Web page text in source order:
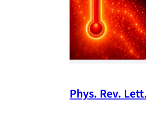
Phys. Rev.